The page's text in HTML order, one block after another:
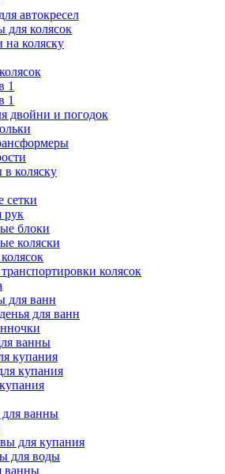
автокресел
для колясок
коляску
1
1
двойни и погодок
коляску
сетки
рук
блоки
коляски
колясок
для ванн
для ванн
ванны
купания
купания
ванны
для купания
для воды
ванны